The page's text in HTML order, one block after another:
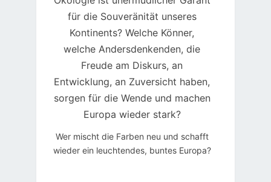
Wer mischt die Farben neu und schafft
wieder ein leuchtendes, buntes Europa?